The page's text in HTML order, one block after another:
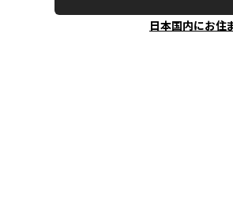
日本国内にお住